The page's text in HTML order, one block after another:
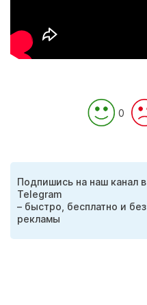
0
Подпишись на наш канал в
Telegram
– быстро, бесплатно и без
рекламы